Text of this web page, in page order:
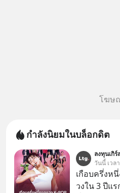
โฆษ
กำลังนิยมในบล็อกดิต
ลงทุนเกิร์
วันนี้ เวล
เกือบครึ่งห
วงใน 3 ปีแ